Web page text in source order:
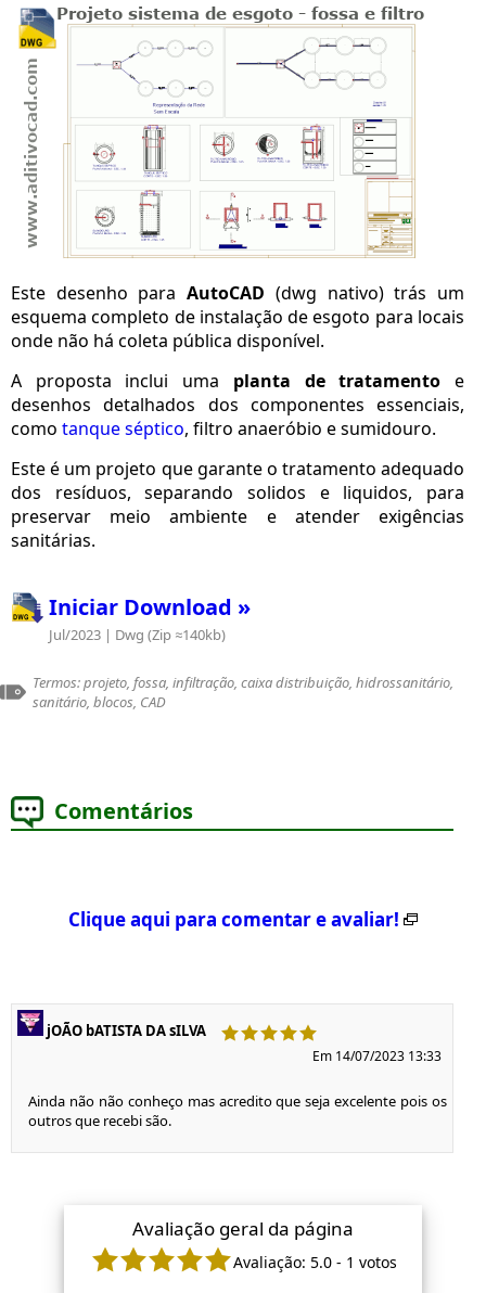
Este desenho paraAutoCAD (dwg nativo) trás um
esquema completo de instalação de esgoto para locais
onde não há coleta pública disponível.
A proposta inclui uma planta de tratamento e
desenhos detalhados dos componentes essenciais,
como tanque séptico, filtro anaeróbio e sumidouro.
Este é um projeto que garante o tratamento adequado
dos resíduos, separando solidos e liquidos, para
preservar meio ambiente e atender exigências
sanitárias.
Iniciar Download »
Jul/2023 | Dwg (Zip ≈140kb)
Termos: projeto, fossa, infiltração, caixa distribuição, hidrossanitário,
sanitário, blocos, CAD
Comentários
Clique aqui para comentar e avaliar!
jOÃO bATISTA DA sILVA
Em 14/07/2023 13:33
Ainda não não conheço mas acredito que seja excelente pois os
outros que recebi são.
Avaliação geral da página
Avaliação: 5.0- 1 votos